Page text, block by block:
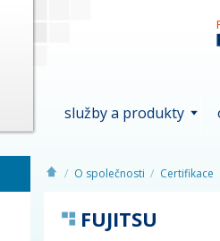
služby a produkty
O společnosti Certifikace
FUJITSU